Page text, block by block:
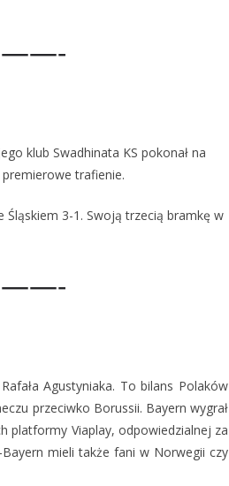
klub Swadhinata KS pokonał na
trafienie.
Śląskiem 3-1. Swoją trzecią bramkę w
Agustyniaka. To bilans Polaków
przeciwko Borussii. Bayern wygrał
platformy Viaplay, odpowiedzialnej za
mieli także fani w Norwegii czy